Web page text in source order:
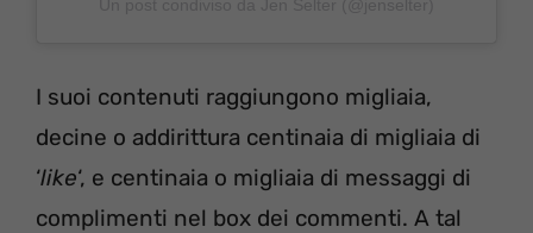
I suoi contenuti raggiungono migliaia,
decine o addirittura centinaia di migliaia di
‘like‘, e centinaia o migliaia di messaggi di
complimenti nel box dei commenti. A tal